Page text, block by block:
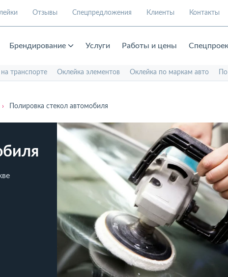
Отзывы Спецпредложения Клиенты Контакты
Брендирование Услуги Работы и цены
транспорте Оклейка элементов Оклейка по маркам авто
› Полировка стекол автомобиля